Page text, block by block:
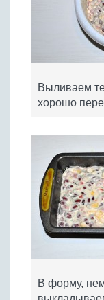
Выливаем
хорошо
В форму,